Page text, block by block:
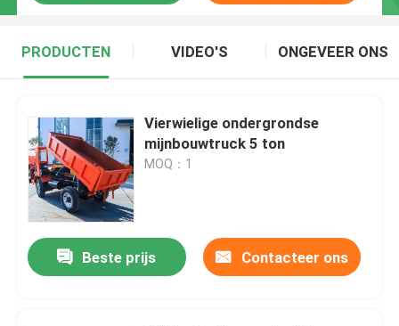
PRODUCTEN VIDEO'S ONGEVEER ONS
Vierwielige ondergrondse
mijnbouwtruck 5 ton
MOQ：1
Beste prijs Contacteer ons